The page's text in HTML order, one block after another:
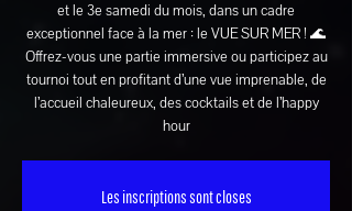
et le 3e samedi du mois, dans un cadre
exceptionnel face à la mer : le VUE SUR MER ! 🌊
Offrez-vous une partie immersive ou participez au
tournoi tout en profitant d’une vue imprenable, de
l’accueil chaleureux, des cocktails et de l’happy
hour
Les inscriptions sont closes